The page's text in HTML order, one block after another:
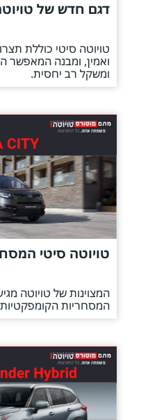
דגם חדש של
טויוטה סיטי כוללת
ואמין, ומבנה המאפשר
ומשקל רב יחסית.
טויוטה סיטי
המצוינות של טויוטה
המסחריות הקומפקטיות